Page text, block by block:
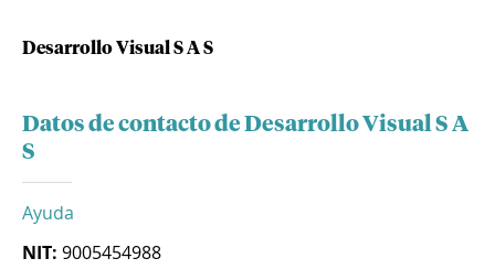
Desarrollo Visual S A S
Datos de contacto de Desarrollo Visual S A
S
Ayuda
NIT: 9005454988